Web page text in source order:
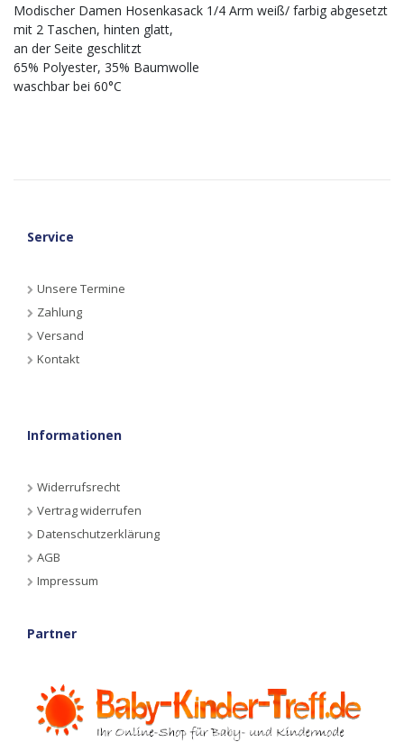
Modischer Damen Hosenkasack 1/4 Arm weiß/ farbig abgesetzt
mit 2 Taschen, hinten glatt,
an der Seite geschlitzt
65% Polyester, 35% Baumwolle
waschbar bei 60°C
Service
Unsere Termine
Zahlung
Versand
Kontakt
Informationen
Widerrufsrecht
Vertrag widerrufen
Datenschutzerklärung
AGB
Impressum
Partner